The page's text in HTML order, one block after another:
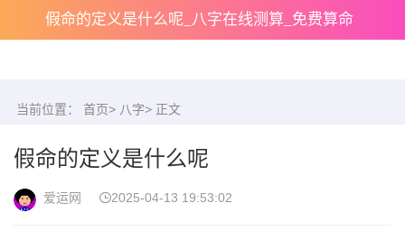
假命的定义是什么呢_八字在线测算_免费算命
当前位置： 首页> 八字> 正文
假命的定义是什么呢
爱运网 2025-04-13 19:53:02